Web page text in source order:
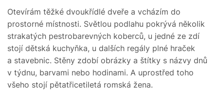
Otevírám těžké dvoukřídlé dveře a vcházím do
prostorné místnosti. Světlou podlahu pokrývá několik
strakatých pestrobarevných koberců, u jedné ze zdí
stojí dětská kuchyňka, u dalších regály plné hraček
a stavebnic. Stěny zdobí obrázky a štítky s názvy dnů
v týdnu, barvami nebo hodinami. A uprostřed toho
všeho stojí pětatřicetiletá romská žena.